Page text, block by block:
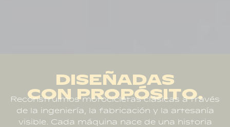
DISEÑADAS
CON PROPÓSITO.
Así es nuestro proceso de
personalización de motos
Reconstruimos motocicletas clásicas a través
de la ingeniería, la fabricación y la artesanía
visible. Cada máquina nace de una historia